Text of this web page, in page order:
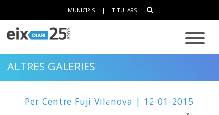
MUNICIPIS | TITULARS
ALTRES GALERIES
Per Centre Fuji Vilanova | 12-01-2015